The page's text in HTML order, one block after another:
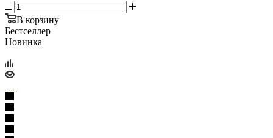
В корзину
Бестселлер
Новинка